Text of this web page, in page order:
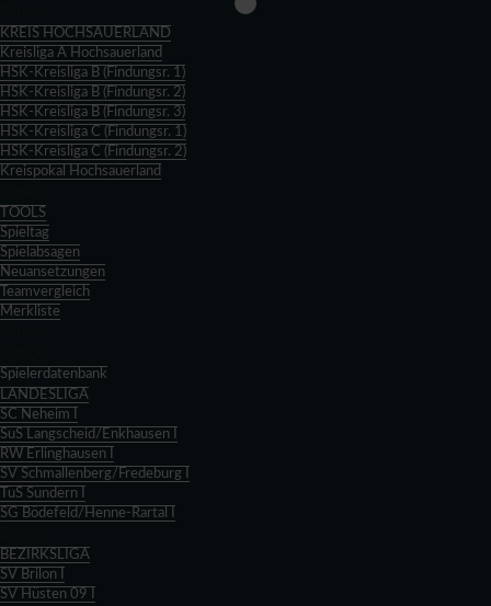
KREIS HOCHSAUERLAND
Kreisliga A Hochsauerland
HSK-Kreisliga B (Findungsr. 1)
HSK-Kreisliga B (Findungsr. 2)
HSK-Kreisliga B (Findungsr. 3)
HSK-Kreisliga C (Findungsr. 1)
HSK-Kreisliga C (Findungsr. 2)
Kreispokal Hochsauerland
TOOLS
Spieltag
Spielabsagen
Neuansetzungen
Teamvergleich
Merkliste
Spielerdatenbank
LANDESLIGA
SC Neheim I
SuS Langscheid/Enkhausen I
RW Erlinghausen I
SV Schmallenberg/Fredeburg I
TuS Sundern I
SG Bödefeld/Henne-Rartal I
BEZIRKSLIGA
SV Brilon I
SV Hüsten 09 I